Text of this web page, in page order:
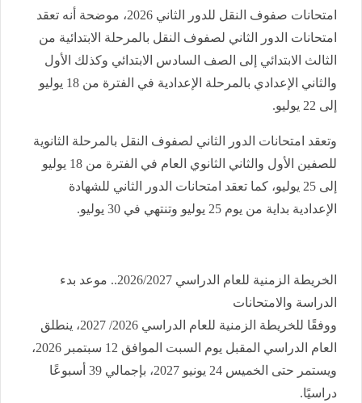
امتحانات صفوف النقل للدور الثاني 2026، موضحة أنه تعقد
امتحانات الدور الثاني لصفوف النقل بالمرحلة الابتدائية من
الثالث الابتدائي إلى الصف السادس الابتدائي وكذلك الأول
والثاني الإعدادي بالمرحلة الإعدادية في الفترة من 18 يوليو
إلى 22 يوليو.
وتعقد امتحانات الدور الثاني لصفوف النقل بالمرحلة الثانوية
للصفين الأول والثاني الثانوي العام في الفترة من 18 يوليو
إلى 25 يوليو، كما تعقد امتحانات الدور الثاني للشهادة
الإعدادية بداية من يوم 25 يوليو وتنتهي في 30 يوليو.
الخريطة الزمنية للعام الدراسي 2026/2027.. موعد بدء
الدراسة والامتحانات
ووفقًا للخريطة الزمنية للعام الدراسي 2026/ 2027، ينطلق
العام الدراسي المقبل يوم السبت الموافق 12 سبتمبر 2026،
ويستمر حتى الخميس 24 يونيو 2027، بإجمالي 39 أسبوعًا
دراسيًا.